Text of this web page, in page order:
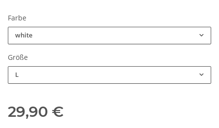
Farbe
white
Größe
L
29,90 €